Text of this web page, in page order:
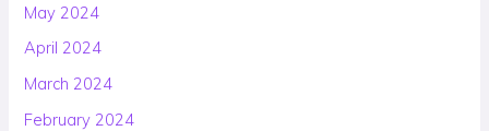
May 2024
April 2024
March 2024
February 2024